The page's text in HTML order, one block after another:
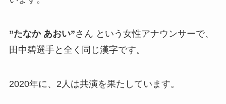
”たなか あおい”さん という女性アナウンサーで、
田中碧選手と全く同じ漢字です。
2020年に、2人は共演を果たしています。